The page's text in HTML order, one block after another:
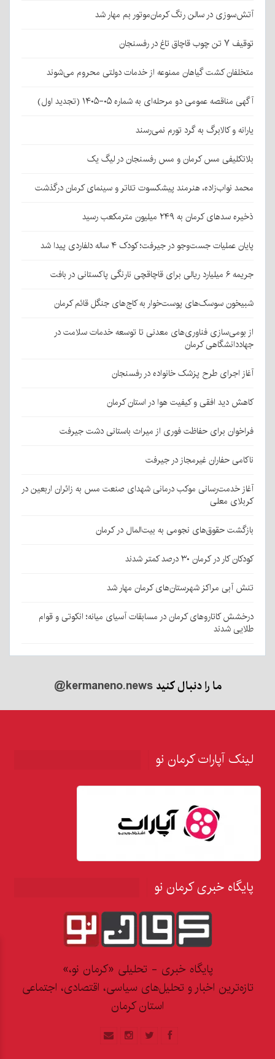
آتش‌سوزی در سالن رنگ کرمان‌موتور بم مهار شد
توقیف ۷ تن چوب قاچاق تاغ در رفسنجان
متخلفان کشت گیاهان ممنوعه از خدمات دولتی محروم می‌شوند
آگهی مناقصه عمومی دو مرحله‌ای به شماره ۰۵-۱۴۰۵ (تجدید اول)
یارانه و کالابرگ به گرد تورم نمی‌رسند
بلاتکلیفی مس کرمان و مس رفسنجان در لیگ یک
محمد نواب‌زاده، هنرمند پیشکسوت تئاتر و سینمای کرمان درگذشت
ذخیره سدهای کرمان به ۲۴۹ میلیون مترمکعب رسید
پایان عملیات جست‌وجو در جیرفت؛ کودک ۴ ساله دلفاردی پیدا شد
جریمه ۶ میلیارد ریالی برای قاچاقچی نارنگی پاکستانی در بافت
شبیخون سوسک‌های پوست‌خوار به کاج‌های جنگل قائم کرمان
از بومی‌سازی فناوری‌های معدنی تا توسعه خدمات سلامت در
جهاددانشگاهی کرمان
آغاز اجرای طرح پزشک خانواده در رفسنجان
کاهش دید افقی و کیفیت هوا در استان کرمان
فراخوان برای حفاظت فوری از میراث باستانی دشت جیرفت
ناکامی حفاران غیرمجاز در جیرفت
آغاز خدمت‌رسانی موکب درمانی شهدای صنعت مس به زائران اربعین در
کربلای معلی
بازگشت حقوق‌های نجومی به بیت‌المال در کرمان
کودکان کار در کرمان ۳۰ درصد کمتر شدند
تنش آبی مراکز شهرستان‌های کرمان مهار شد
درخشش کاتاروهای کرمان در مسابقات آسیای میانه؛ انکوتی و قوام
طلایی شدند
ما را دنبال کنید@kermaneno.news
لینک آپارات کرمان نو
پایگاه خبری کرمان نو
پایگاه خبری - تحلیلی «کرمان نو،»
تازه‌ترین اخبار و تحلیل‌های سیاسی، اقتصادی، اجتماعی
استان کرمان